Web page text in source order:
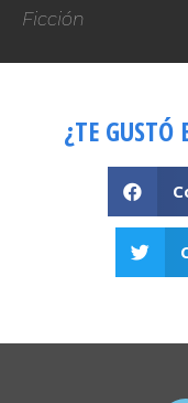
Ficción
¿TE GUSTÓ